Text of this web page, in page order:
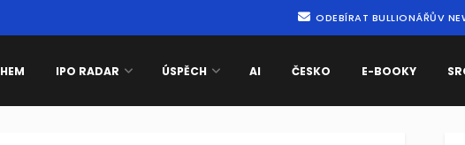
ODEBÍRAT BULLIONÁŘŮV
IPO RADAR ÚSPĚCH AI ČESKO E-BOOKY